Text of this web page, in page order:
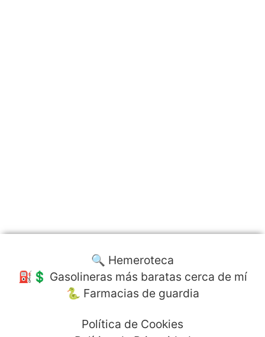
🔍 Hemeroteca
⛽️💲 Gasolineras más baratas cerca de mí
🐍 Farmacias de guardia
Política de Cookies